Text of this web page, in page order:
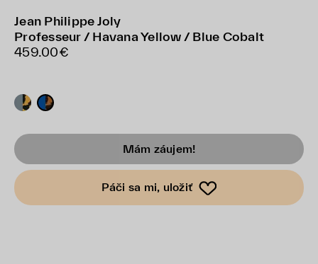
Jean Philippe Joly
Professeur / Havana Yellow / Blue Cobalt
459.00€
Mám záujem!
Páči sa mi, uložiť